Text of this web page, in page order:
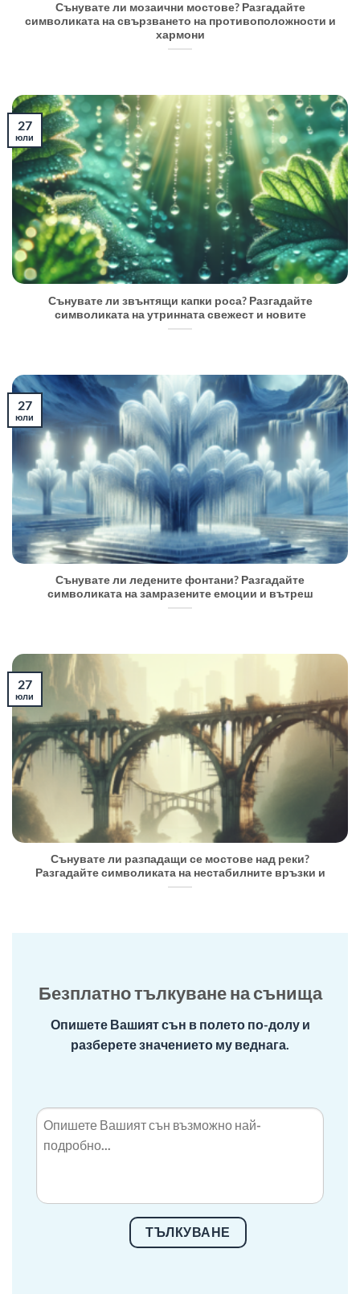
Сънувате ли мозаични мостове? Разгадайте
символиката на свързването на противоположности и
хармони
Сънувате ли звънтящи капки роса? Разгадайте
символиката на утринната свежест и новите
27
юли
Сънувате ли ледените фонтани? Разгадайте
символиката на замразените емоции и вътреш
27
юли
Сънувате ли разпадащи се мостове над реки?
Разгадайте символиката на нестабилните връзки и
27
юли
Безплатно тълкуване на сънища
Опишете Вашият сън в полето по-долу и
разберете значението му веднага.
ТЪЛКУВАНЕ